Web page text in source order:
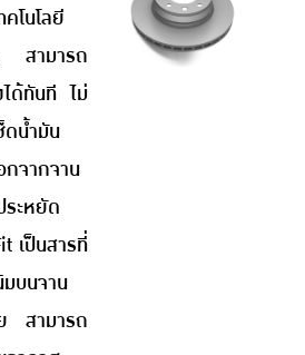
โนโลยี
สามารถ
ได้ทันที ไม่
ดน้ำมัน
จากจาน
ะหยัด
เป็นสารที่
บนจาน
สามารถ